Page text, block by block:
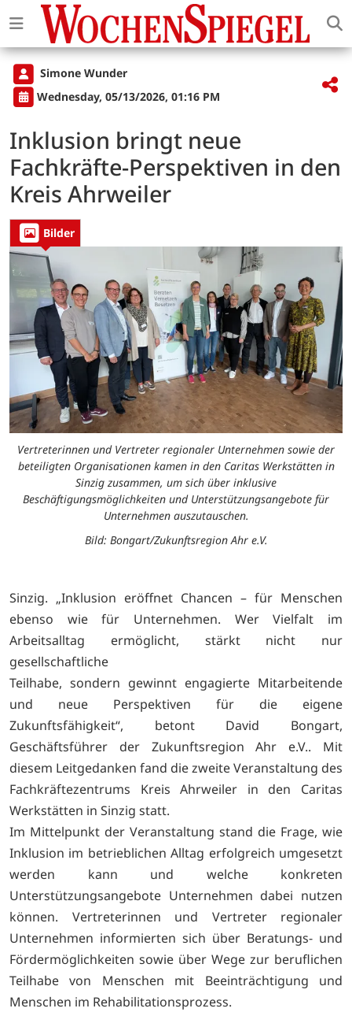
Simone Wunder
Wednesday, 05/13/2026, 01:16 PM
Inklusion bringt neue
Fachkräfte-Perspektiven in den
Kreis Ahrweiler
Bilder
Vertreterinnen und Vertreter regionaler Unternehmen sowie der
beteiligten Organisationen kamen in den Caritas Werkstätten in
Sinzig zusammen, um sich über inklusive
Beschäftigungsmöglichkeiten und Unterstützungsangebote für
Unternehmen auszutauschen.
Bild: Bongart/Zukunftsregion Ahr e.V.
Sinzig. „Inklusion eröffnet Chancen – für Menschen
ebenso wie für Unternehmen. Wer Vielfalt im
Arbeitsalltag ermöglicht, stärkt nicht nur
gesellschaftliche
Teilhabe, sondern gewinnt engagierte Mitarbeitende
und neue Perspektiven für die eigene
Zukunftsfähigkeit“, betont David Bongart,
Geschäftsführer der Zukunftsregion Ahr e.V.. Mit
diesem Leitgedanken fand die zweite Veranstaltung des
Fachkräftezentrums Kreis Ahrweiler in den Caritas
Werkstätten in Sinzig statt.
Im Mittelpunkt der Veranstaltung stand die Frage, wie
Inklusion im betrieblichen Alltag erfolgreich umgesetzt
werden kann und welche konkreten
Unterstützungsangebote Unternehmen dabei nutzen
können. Vertreterinnen und Vertreter regionaler
Unternehmen informierten sich über Beratungs- und
Fördermöglichkeiten sowie über Wege zur beruflichen
Teilhabe von Menschen mit Beeinträchtigung und
Menschen im Rehabilitationsprozess.